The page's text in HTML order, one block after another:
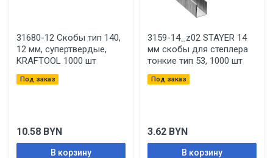
31680-12 Скобы тип 140,
12 мм, супертвердые,
KRAFTOOL 1000 шт
Под заказ
10.58 BYN
В корзину
3159-14_z02 STAYER 14
мм скобы для степлера
тонкие тип 53, 1000 шт
Под заказ
3.62 BYN
В корзину